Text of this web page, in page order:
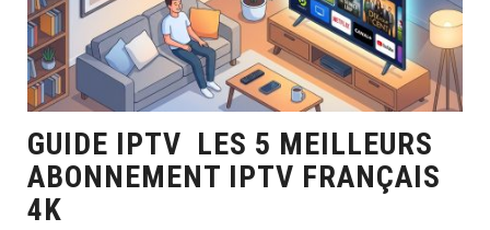
GUIDE IPTV LES 5 MEILLEURS
ABONNEMENT IPTV FRANÇAIS
4K